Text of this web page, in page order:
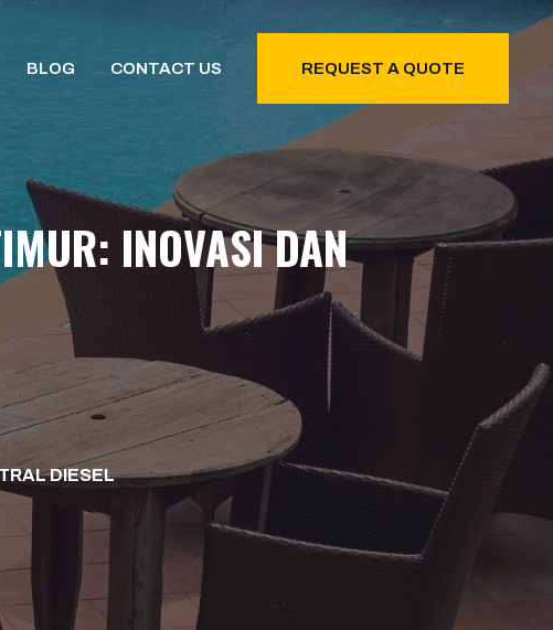
BLOG CONTACT US REQUEST A QUOTE
INOVASI DAN
DIESEL